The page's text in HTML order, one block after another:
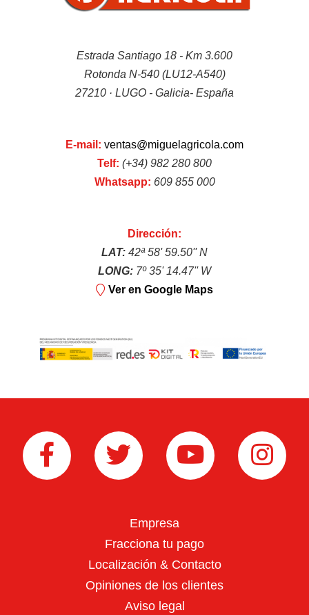
Tractores TAFE
Estrada Santiago 18 - Km 3.600
Rotonda N-540 (LU12-A540)
27210 · LUGO - Galicia- España
E-mail: ventas@miguelagricola.com
Telf: (+34) 982 280 800
Whatsapp: 609 855 000
Dirección:
LAT: 42ª 58' 59.50'' N
LONG: 7º 35' 14.47'' W
Ver en Google Maps
Empresa
Fracciona tu pago
Localización & Contacto
Opiniones de los clientes
Aviso legal